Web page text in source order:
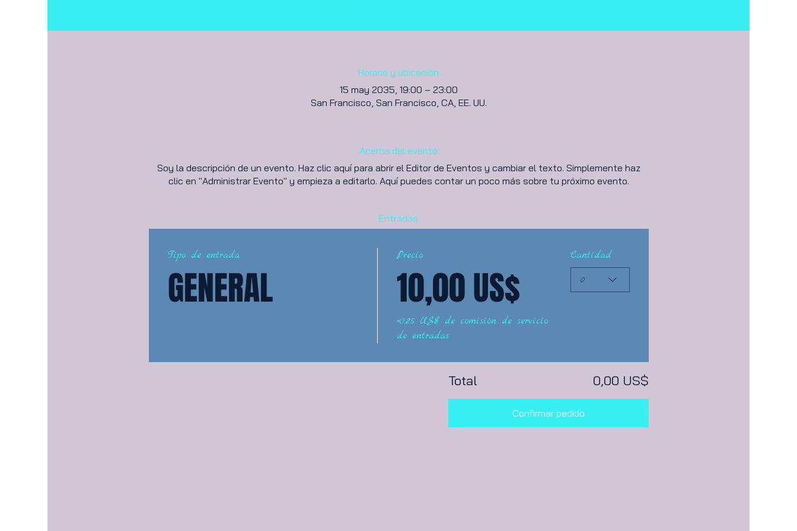
Horario y ubicación
15 may 2035, 19:00 – 23:00
San Francisco, San Francisco, CA, EE. UU.
Acerca del evento
Soy la descripción de un evento. Haz clic aquí para abrir el Editor de Eventos y cambiar el texto. Simplemente haz
clic en "Administrar Evento" y empieza a editarlo. Aquí puedes contar un poco más sobre tu próximo evento.
Entradas
Tipo de entrada
GENERAL
Precio
10,00 US$
+0,25 US$ de comisión de servicio
de entradas
Cantidad
0
Total 0,00 US$
Confirmar pedido